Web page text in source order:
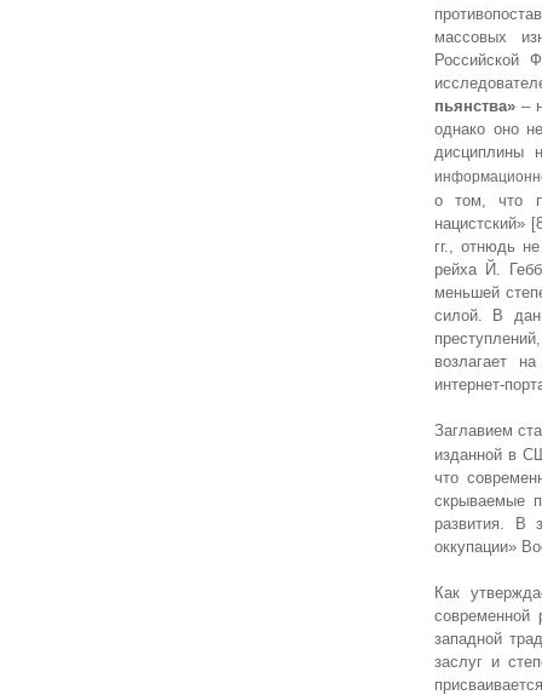
массовых
Российской
пьянства» –
однако оно
дисциплины
о том, что
нацистский»
гг., отнюдь
рейха Й.
меньшей
силой. В
возлагает
интернет-
Заглавием
изданной в
что
скрываемые
развития. В
оккупации»
Как
современной
западной
заслуг и